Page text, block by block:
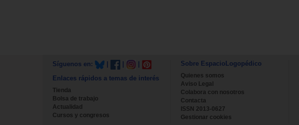
Síguenos en:
Enlaces rápidos a temas de interés
Tienda
Bolsa de trabajo
Actualidad
Cursos y congresos
Sobre EspacioLogopédico
Quienes somos
Aviso Legal
Colabora con nosotros
Contacta
ISSN 2013-0627
Gestionar cookies